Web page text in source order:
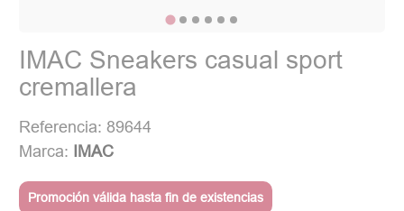
IMAC Sneakers casual sport
cremallera
Referencia: 89644
Marca: IMAC
Promoción válida hasta fin de existencias